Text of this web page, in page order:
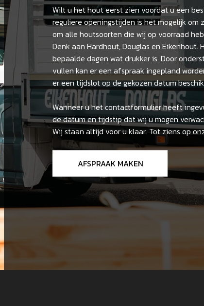
Wilt u het hout eerst zien voordat u een
reguliere openingstijden is het mogelijk om
om alle houtsoorten die wij op voorraad
Denk aan Hardhout, Douglas en Eikenhout.
bepaalde dagen wat drukker is. Door
vullen kan er een afspraak ingepland
er een tijdslot op de gekozen datum
Wanneer u het contactformulier heeft
de datum en tijdstip dat wij u mogen
Wij staan altijd voor u klaar. Tot ziens op
AFSPRAAK MAKEN